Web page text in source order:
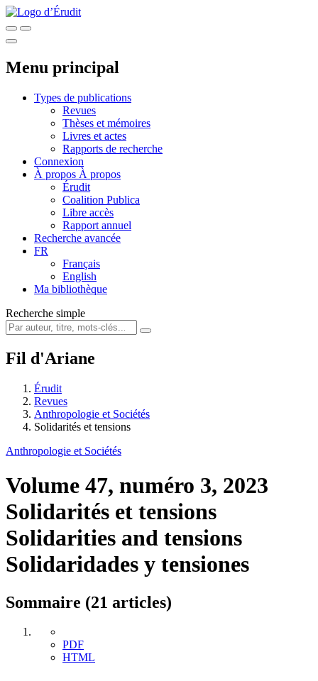
Menu principal
Types de publications
Revues
Thèses et mémoires
Livres et actes
Rapports de recherche
Connexion
À propos À propos
Érudit
Coalition Publica
Libre accès
Rapport annuel
Recherche avancée
FR
Français
English
Ma bibliothèque
Recherche simple
Fil d'Ariane
Érudit
Revues
Anthropologie et Sociétés
Solidarités et tensions
Anthropologie et Sociétés
Volume 47, numéro 3, 2023
Solidarités et tensions
Solidarities and tensions
Solidaridades y tensiones
Sommaire (21 articles)
PDF
HTML